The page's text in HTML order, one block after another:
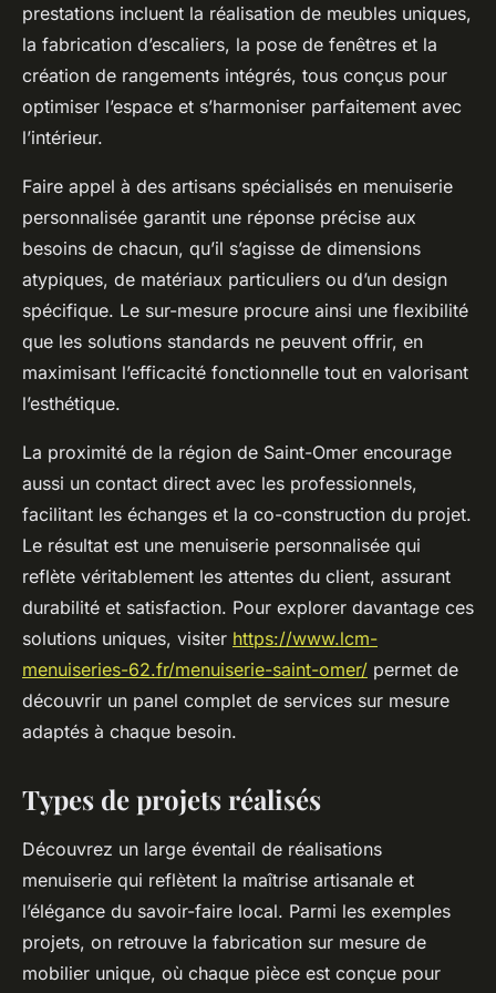
prestations incluent la réalisation de meubles uniques,
la fabrication d’escaliers, la pose de fenêtres et la
création de rangements intégrés, tous conçus pour
optimiser l’espace et s’harmoniser parfaitement avec
l’intérieur.
Faire appel à des artisans spécialisés en menuiserie
personnalisée garantit une réponse précise aux
besoins de chacun, qu’il s’agisse de dimensions
atypiques, de matériaux particuliers ou d’un design
spécifique. Le sur-mesure procure ainsi une flexibilité
que les solutions standards ne peuvent offrir, en
maximisant l’efficacité fonctionnelle tout en valorisant
l’esthétique.
La proximité de la région de Saint-Omer encourage
aussi un contact direct avec les professionnels,
facilitant les échanges et la co-construction du projet.
Le résultat est une menuiserie personnalisée qui
reflète véritablement les attentes du client, assurant
durabilité et satisfaction. Pour explorer davantage ces
solutions uniques, visiter https://www.lcm-
menuiseries-62.fr/menuiserie-saint-omer/ permet de
découvrir un panel complet de services sur mesure
adaptés à chaque besoin.
Types de projets réalisés
Découvrez un large éventail de réalisations
menuiserie qui reflètent la maîtrise artisanale et
l’élégance du savoir-faire local. Parmi les exemples
projets, on retrouve la fabrication sur mesure de
mobilier unique, où chaque pièce est conçue pour